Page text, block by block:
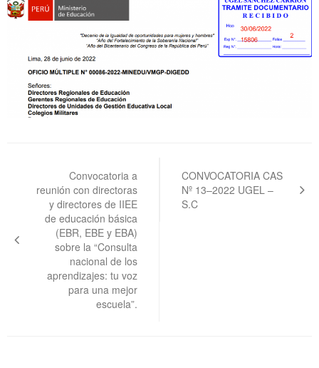
entradas
Convocatoria a
reunión con directoras
y directores de IIEE
de educación básica
(EBR, EBE y EBA)
sobre la “Consulta
nacional de los
aprendizajes: tu voz
para una mejor
escuela”.
CONVOCATORIA CAS
Nº 13–2022 UGEL –
S.C